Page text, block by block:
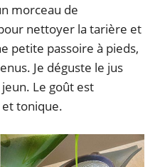
morceau de
nettoyer la tarière et
petite passoire à pieds,
Je déguste le jus
Le goût est
et tonique.